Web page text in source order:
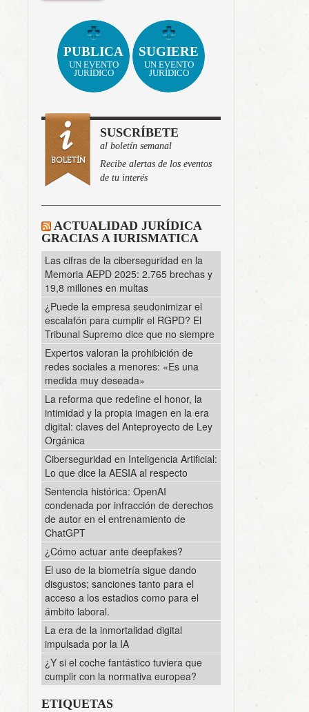
PUBLICA
UN EVENTO
JURÍDICO
SUGIERE
UN EVENTO
JURÍDICO
SUSCRÍBETE
al boletín semanal
Recibe alertas de los eventos
de tu interés
ACTUALIDAD JURÍDICA
GRACIAS A IURISMATICA
Las cifras de la ciberseguridad en la
Memoria AEPD 2025: 2.765 brechas y
19,8 millones en multas
¿Puede la empresa seudonimizar el
escalafón para cumplir el RGPD? El
Tribunal Supremo dice que no siempre
Expertos valoran la prohibición de
redes sociales a menores: «Es una
medida muy deseada»
La reforma que redefine el honor, la
intimidad y la propia imagen en la era
digital: claves del Anteproyecto de Ley
Orgánica
Ciberseguridad en Inteligencia Artificial:
Lo que dice la AESIA al respecto
Sentencia histórica: OpenAI
condenada por infracción de derechos
de autor en el entrenamiento de
ChatGPT
¿Cómo actuar ante deepfakes?
El uso de la biometría sigue dando
disgustos; sanciones tanto para el
acceso a los estadios como para el
ámbito laboral.
La era de la inmortalidad digital
impulsada por la IA
¿Y si el coche fantástico tuviera que
cumplir con la normativa europea?
ETIQUETAS